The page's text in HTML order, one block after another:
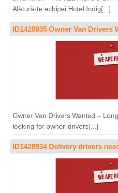
Alătură-te echipei Hotel Indig[...]
ID1428935 Owner Van Drivers
Owner Van Drivers Wanted –
looking for owner-drivers[...]
ID1428934 Delivery drivers